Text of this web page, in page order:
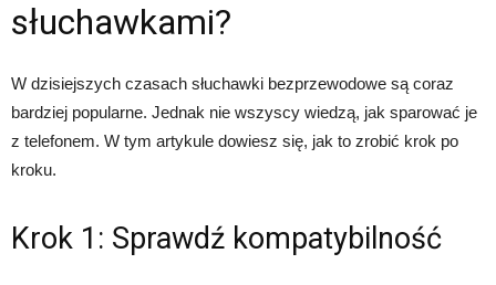
słuchawkami?
W dzisiejszych czasach słuchawki bezprzewodowe są coraz
bardziej popularne. Jednak nie wszyscy wiedzą, jak sparować je
z telefonem. W tym artykule dowiesz się, jak to zrobić krok po
kroku.
Krok 1: Sprawdź kompatybilność